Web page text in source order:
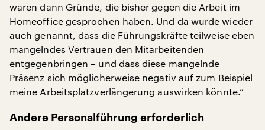
waren dann Gründe, die bisher gegen die Arbeit im
Homeoffice gesprochen haben. Und da wurde wieder
auch genannt, dass die Führungskräfte teilweise eben
mangelndes Vertrauen den Mitarbeitenden
entgegenbringen – und dass diese mangelnde
Präsenz sich möglicherweise negativ auf zum Beispiel
meine Arbeitsplatzverlängerung auswirken könnte.“
Andere Personalführung erforderlich